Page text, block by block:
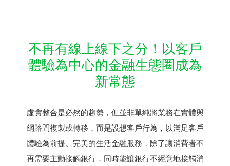
不再有線上線下之分！以客戶
體驗為中心的金融生態圈成為
新常態
虛實整合是必然的趨勢，但並非單純將業務在實體與
網路間複製或轉移，而是設想客戶行為，以滿足客戶
體驗為前提。完美的生活金融服務，除了讓消費者不
再需要主動接觸銀行，同時能讓銀行不經意地接觸消